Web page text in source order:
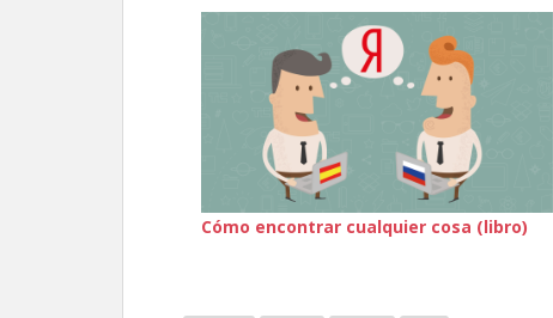
Cómo encontrar cualquier cosa (libro)